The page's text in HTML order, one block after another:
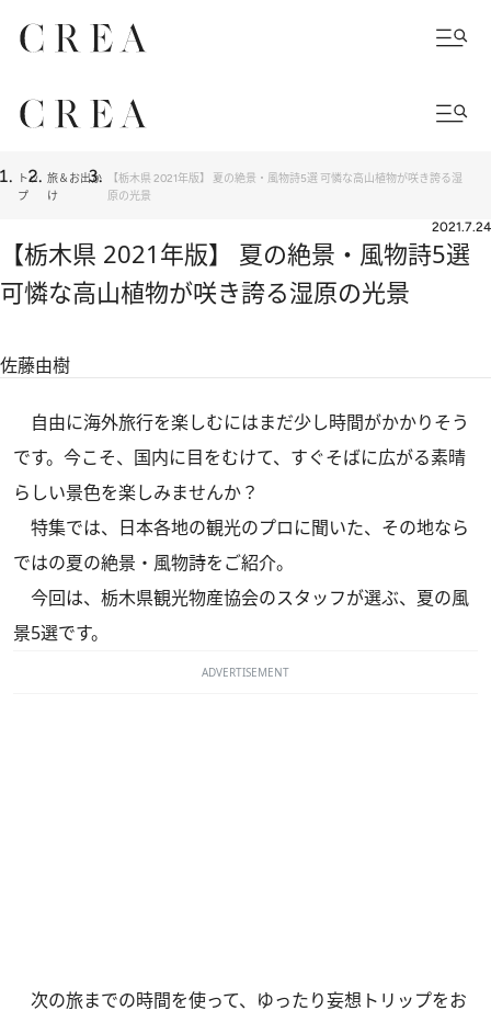
トッ
プ
旅＆お出か
け
【栃木県 2021年版】 夏の絶景・風物詩5選 可憐な高山植物が咲き誇る湿
原の光景
2021.7.24
【栃木県 2021年版】 夏の絶景・風物詩5選
可憐な高山植物が咲き誇る湿原の光景
佐藤由樹
自由に海外旅行を楽しむにはまだ少し時間がかかりそう
です。今こそ、国内に目をむけて、すぐそばに広がる素晴
らしい景色を楽しみませんか？
特集では、日本各地の観光のプロに聞いた、その地なら
ではの夏の絶景・風物詩をご紹介。
今回は、栃木県観光物産協会のスタッフが選ぶ、夏の風
景5選です。
ADVERTISEMENT
次の旅までの時間を使って、ゆったり妄想トリップをお